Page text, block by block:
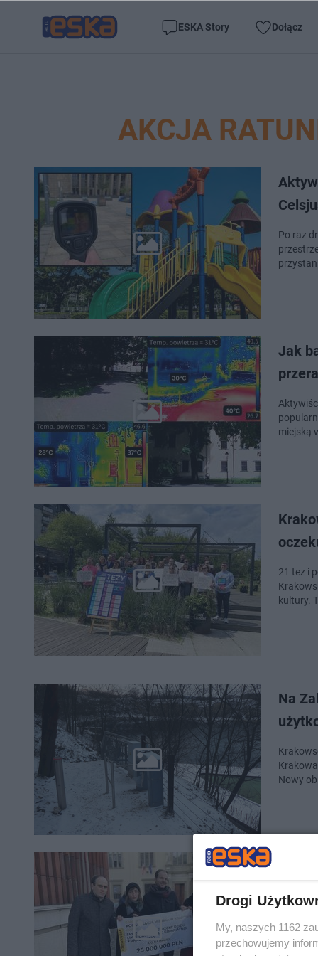
ESKA Story Dołącz
AKCJA
Po raz
Jak
miejską
21 tez i
kultury.
Na
Nowy
dla
Drogi
My, naszych 1162
przechowujemy